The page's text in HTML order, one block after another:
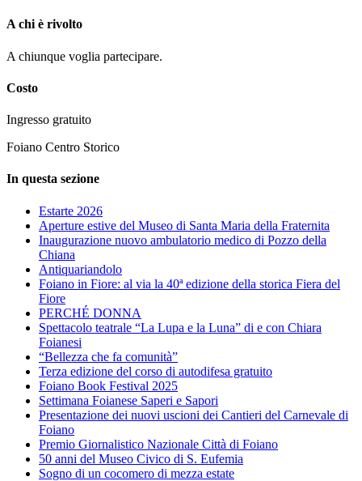
A chi è rivolto
A chiunque voglia partecipare.
Costo
Ingresso gratuito
Foiano Centro Storico
In questa sezione
Estarte 2026
Aperture estive del Museo di Santa Maria della Fraternita
Inaugurazione nuovo ambulatorio medico di Pozzo della
Chiana
Antiquariandolo
Foiano in Fiore: al via la 40ª edizione della storica Fiera del
Fiore
PERCHÉ DONNA
Spettacolo teatrale “La Lupa e la Luna” di e con Chiara
Foianesi
“Bellezza che fa comunità”
Terza edizione del corso di autodifesa gratuito
Foiano Book Festival 2025
Settimana Foianese Saperi e Sapori
Presentazione dei nuovi uscioni dei Cantieri del Carnevale di
Foiano
Premio Giornalistico Nazionale Città di Foiano
50 anni del Museo Civico di S. Eufemia
Sogno di un cocomero di mezza estate